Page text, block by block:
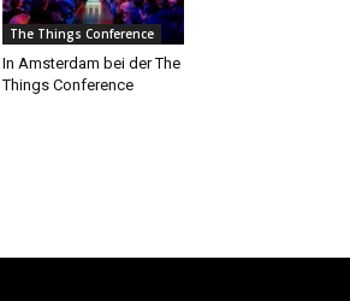
The Things Conference
In Amsterdam bei der The
Things Conference